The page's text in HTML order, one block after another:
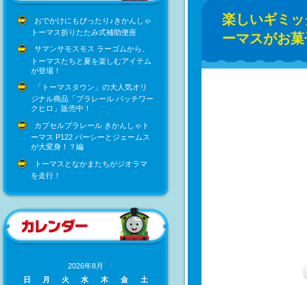
おでかけにもぴったり♪きかんしゃ
トーマス折りたたみ式補助便座
サマンサモスモス ラーゴムから、
トーマスたちと夏を楽しむアイテム
が登場！
「トーマスタウン」の大人気オリ
ジナル商品「プラレール パッチワー
クヒロ」販売中！
カプセルプラレール きかんしゃト
ーマス P122 パーシーとジェームス
が大変身！？編
トーマスとなかまたちがジオラマ
を走行！
2026年8月
日
月 火 水 木 金
土
楽しいギミ
ーマスがお